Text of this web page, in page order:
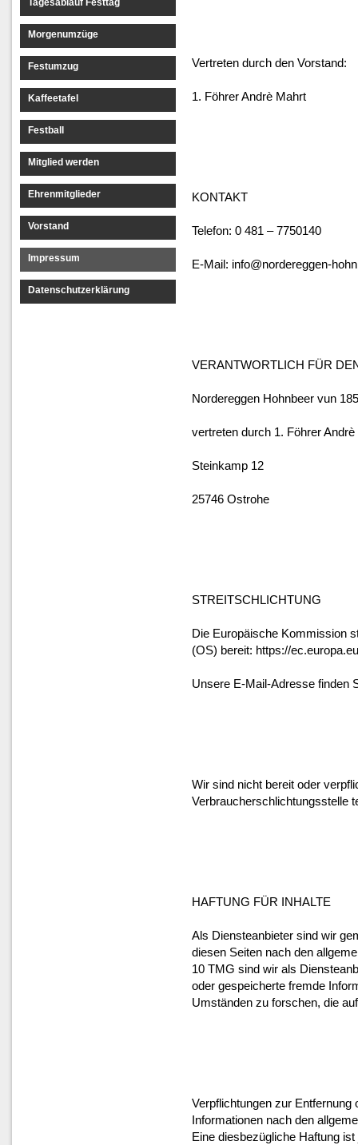
Tagesablauf Festtag
Morgenumzüge
Festumzug
Kaffeetafel
Festball
Mitglied werden
Ehrenmitglieder
Vorstand
Impressum
Datenschutzerklärung
Vertreten durch den Vorstand:
1. Föhrer Andrè Mahrt
KONTAKT
Telefon: 0 481 – 7750140
E-Mail: info@nordereggen-
VERANTWORTLICH FÜR
Nordereggen Hohnbeer vun
vertreten durch 1. Föhrer
Steinkamp 12
25746 Ostrohe
STREITSCHLICHTUNG
Die Europäische Kommission
(OS) bereit: https://
Unsere E-Mail-Adresse finden
Wir sind nicht bereit oder
Verbraucherschlichtungsstelle
HAFTUNG FÜR INHALTE
Als Diensteanbieter sind wir
diesen Seiten nach den
10 TMG sind wir als
oder gespeicherte fremde
Umständen zu forschen, die
Verpflichtungen zur
Informationen nach den
Eine diesbezügliche Haftung